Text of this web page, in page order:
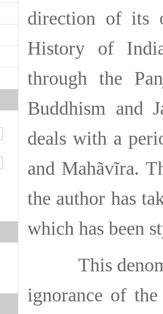
direction of its
History of
through the
Buddhism and
deals with a
and Mahãvĩra.
the author has
which has been
This
ignor­ance of